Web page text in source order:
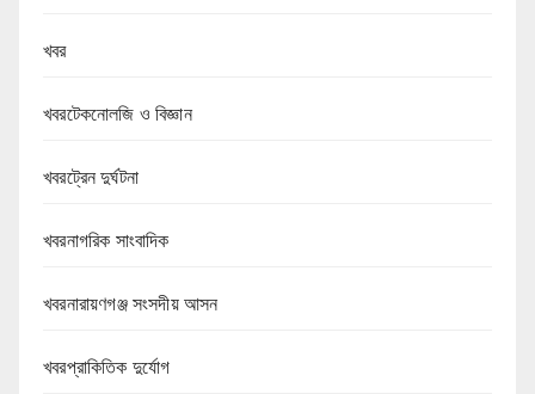
খবর
খবরটেকনোলজি ও বিজ্ঞান
খবরট্রেন দুর্ঘটনা
খবরনাগরিক সাংবাদিক
খবরনারায়ণগঞ্জ সংসদীয় আসন
খবরপ্রাকিতিক দুর্যোগ